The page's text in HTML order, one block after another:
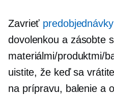
Zavrieť predobjednávky
dovolenkou a zásobte
materiálmi/produktmi/
uistite, že keď sa
na prípravu, balenie a